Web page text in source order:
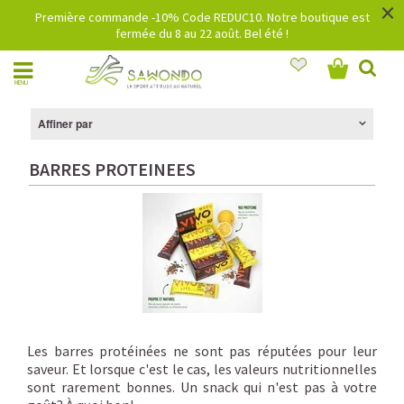
Première commande -10% Code REDUC10. Notre boutique est
fermée du 8 au 22 août. Bel été !
×
MENU
Affiner par
BARRES PROTEINEES
Les barres protéinées ne sont pas réputées pour leur
saveur. Et lorsque c'est le cas, les valeurs nutritionnelles
sont rarement bonnes. Un snack qui n'est pas à votre